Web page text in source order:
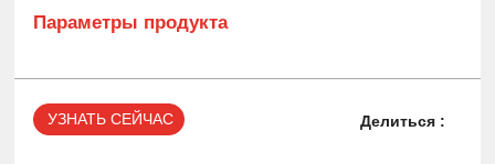
Параметры продукта
УЗНАТЬ СЕЙЧАС Делиться :